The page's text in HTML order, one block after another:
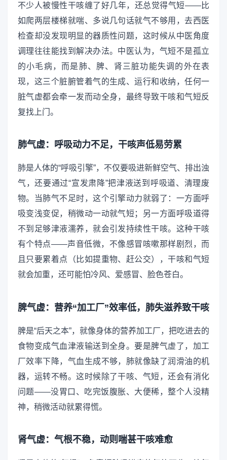
不少人被慢性干咳缠了好几年，还总觉得气短——比
如爬两层楼梯就喘、多说几句话就气不够用，去西医
检查却没发现明显的器质性问题，这时候从中医角度
调理往往能找到解决办法。中医认为，气短不是孤立
的小毛病，而是肺、脾、肾三脏功能失调的外在表
现，这三个脏腑管着气的生成、运行和收纳，任何一
脏气虚都会牵一发而动全身，最终导致干咳和气短反
复找上门。
肺气虚：呼吸动力不足，干咳声低易劳累
肺是人体的“呼吸引擎”，不仅要吸进新鲜空气、排出浊
气，还要通过“宣发肃降”把津液送到呼吸道、清理废
物。当肺气不足时，这个引擎动力就弱了：一方面呼
吸变浅变促，稍微动一动就气短；另一方面呼吸道得
不到足够津液濡养，就会引发持续性干咳。这种干咳
有个特点——声音低微，不像感冒咳嗽那样剧烈，而
且只要累着点（比如提重物、赶公交），干咳和气短
就会加重，还可能怕冷风、爱感冒、脸色苍白。
脾气虚：营养“加工厂”效率低，肺失滋养致干咳
脾是“后天之本”，就像身体的营养加工厂，把吃进去的
食物变成气血津液输送到全身。要是脾气虚了，加工
厂效率下降，气血生成不够，肺就像缺了润滑油的机
器，运转不畅。这时候除了干咳、气短，还会有消化
问题——没胃口、吃完饭腹胀、大便稀，整个人没精
神，稍微活动就累得慌。
肾气虚：气根不稳，动则喘甚干咳难愈